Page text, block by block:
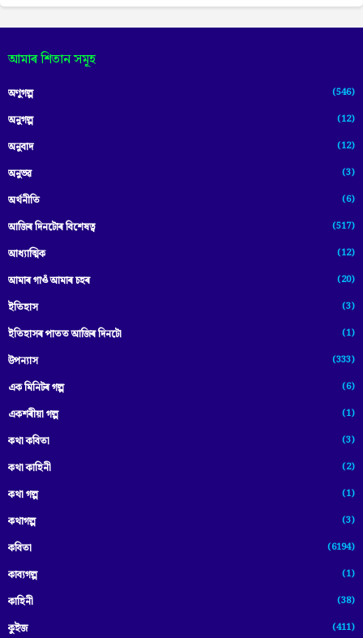
আমাৰ শিতান সমূহ
অণুগল্প (546)
অনুগল্প (12)
অনুবাদ (12)
অনুভৱ (3)
অৰ্থনীতি (6)
আজিৰ দিনটোৰ বিশেষত্ব (517)
আধ্যাত্মিক (12)
আমাৰ গাওঁ আমাৰ চহৰ (20)
ইতিহাস (3)
ইতিহাসৰ পাতত আজিৰ দিনটো (1)
উপন্যাস (333)
এক মিনিটৰ গল্প (6)
একশৰীয়া গল্প (1)
কথা কবিতা (3)
কথা কাহিনী (2)
কথা গল্প (1)
কথাগল্প (3)
কবিতা (6194)
কাব্যগল্প (1)
কাহিনী (38)
কুইজ (411)